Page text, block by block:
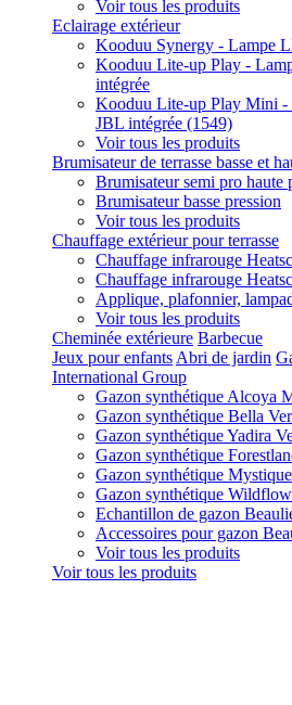
Voir tous les produits
Eclairage extérieur
Kooduu Synergy - Lampe
Kooduu Lite-up Play -
intégrée
Kooduu Lite-up Play Mini -
JBL intégrée (1549)
Voir tous les produits
Brumisateur de terrasse basse et
Brumisateur semi pro haute
Brumisateur basse pression
Voir tous les produits
Chauffage extérieur pour terrasse
Chauffage infrarouge
Chauffage infrarouge
Applique, plafonnier,
Voir tous les produits
Cheminée extérieure Barbecue
Jeux pour enfants Abri de jardin
International Group
Gazon synthétique Alcoya
Gazon synthétique Bella
Gazon synthétique Yadira
Gazon synthétique
Gazon synthétique
Gazon synthétique
Echantillon de gazon
Accessoires pour gazon
Voir tous les produits
Voir tous les produits